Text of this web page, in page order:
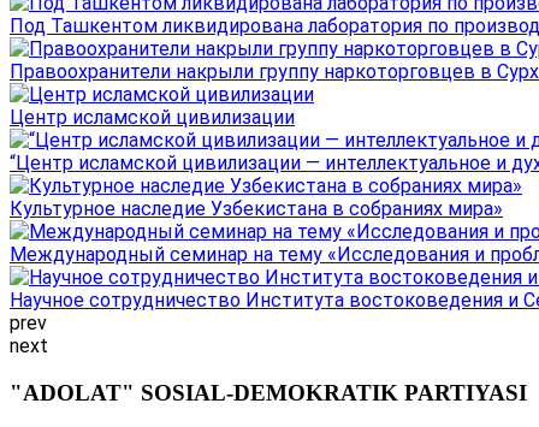
Под Ташкентом ликвидирована лаборатория по
Правоохранители накрыли группу наркоторговцев в
Центр исламской цивилизации
“Центр исламской цивилизации — интеллектуальное и
Культурное наследие Узбекистана в собраниях мира»
Международный семинар на тему «Исследования и
Научное сотрудничество Института востоковедения и
prev
next
"ADOLAT" SOSIAL-DEMOKRATIK PARTIYASI